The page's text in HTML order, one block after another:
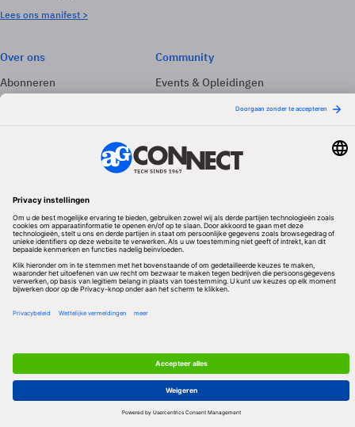
Lees ons manifest >
Over ons
Abonneren
Adverteren
Community
Events & Opleidingen
Volg ons
Redactionele partner
Algemene Voorwaarden & Copyrights